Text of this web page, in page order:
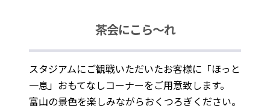
茶会にこら～れ
スタジアムにご観戦いただいたお客様に「ほっと
一息」おもてなしコーナーをご用意致します。
富山の景色を楽しみながらおくつろぎください。